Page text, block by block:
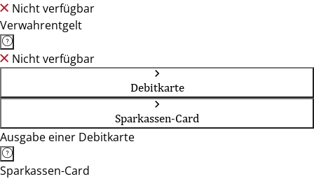
Nicht verfügbar
Verwahrentgelt
Nicht verfügbar
Debitkarte
Sparkassen-Card
Ausgabe einer Debitkarte
Sparkassen-Card